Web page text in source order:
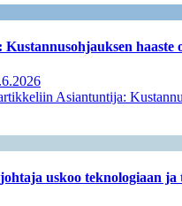
haaste
Asiantuntija:
uskoo teknologiaan ja